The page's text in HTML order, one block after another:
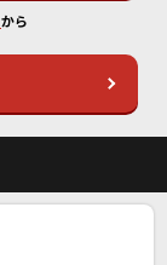
から